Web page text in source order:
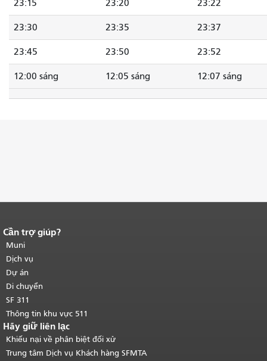
23:15 23:20 23:22
23:30 23:35 23:37
23:45 23:50 23:52
12:00 sáng 12:05 sáng 12:07 sáng
Kết thúc nội dung trang.
của trang này được lặp lại trên mọi
trang.Quay lại đầu trang nội dung
chính.
Cần trợ giúp?
Muni
Dịch vụ
Dự án
Di chuyển
SF 311
Thông tin khu vực 511
Hãy giữ liên lạc
Khiếu nại về phân biệt đối xử
Trung tâm Dịch vụ Khách hàng SFMTA